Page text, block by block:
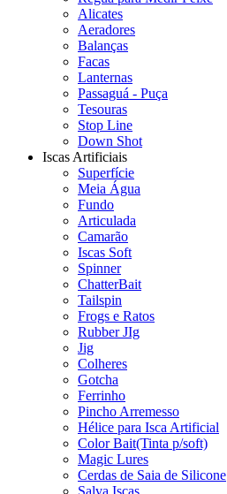
Alicates
Aeradores
Balanças
Facas
Lanternas
Passaguá - Puça
Tesouras
Stop Line
Down Shot
Iscas Artificiais
Superfície
Meia Água
Fundo
Articulada
Camarão
Iscas Soft
Spinner
ChatterBait
Tailspin
Frogs e Ratos
Rubber JIg
Jig
Colheres
Gotcha
Ferrinho
Pincho Arremesso
Hélice para Isca Artificial
Color Bait(Tinta p/soft)
Magic Lures
Cerdas de Saia de Silicone
Salva Iscas